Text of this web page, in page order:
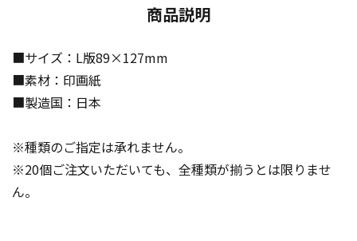
商品説明
■サイズ：L版89×127mm
■素材：印画紙
■製造国：日本
※種類のご指定は承れません。
※20個ご注文いただいても、全種類が揃うとは限りませ
ん。